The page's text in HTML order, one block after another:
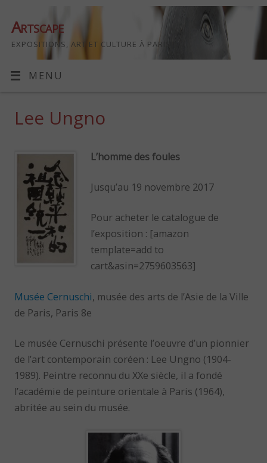
Artscape
EXPOSITIONS, ART ET CULTURE À PARIS
MENU
Lee Ungno
L’homme des foules
Jusqu’au 19 novembre 2017
Pour acheter le catalogue de
l’exposition : [amazon
template=add to
cart&asin=2759603563]
Musée Cernuschi, musée des arts de l’Asie de la Ville
de Paris, Paris 8e
Le musée Cernuschi présente l’oeuvre d’un pionnier
de l’art contemporain coréen : Lee Ungno (1904-
1989). Peintre reconnu du XXe siècle, il a fondé
l’académie de peinture orientale à Paris (1964),
abritée au sein du musée.